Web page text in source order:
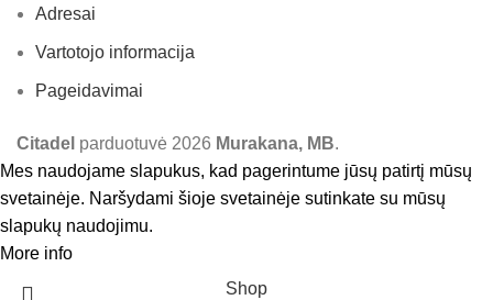
Adresai
Vartotojo informacija
Pageidavimai
Citadel parduotuvė 2026 Murakana, MB.
Mes naudojame slapukus, kad pagerintume jūsų patirtį mūsų
svetainėje. Naršydami šioje svetainėje sutinkate su mūsų
slapukų naudojimu.
More info
Shop